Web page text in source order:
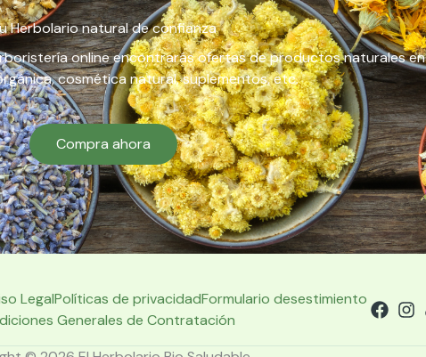
Herbolario natural de confianza
online encontrarás ofertas de productos naturales en
cosmética natural, suplementos, etc.
Compra ahora
LegalPolíticas de privacidadFormulario desestimiento
Generales de Contratación